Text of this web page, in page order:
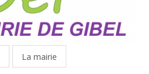
La mairie